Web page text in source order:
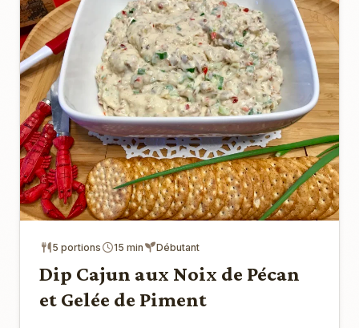
5 portions 15 min Débutant
Dip Cajun aux Noix de Pécan
et Gelée de Piment